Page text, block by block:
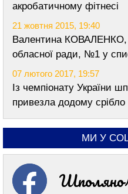
акробатичному фітнесі
21 жовтня 2015, 19:40
Валентина КОВАЛЕНКО,
обласної ради, №1 у
07 лютого 2017, 19:57
Із чемпіонату України
привезла додому срібло
МИ У